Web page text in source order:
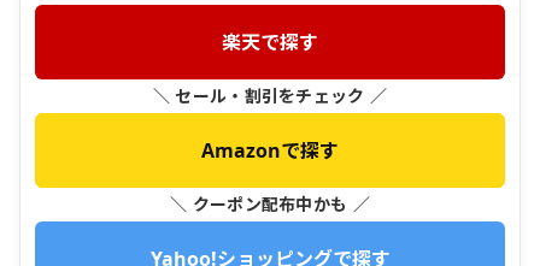
楽天で探す
＼ セール・割引をチェック ／
Amazonで探す
＼ クーポン配布中かも ／
Yahoo!ショッピングで探す